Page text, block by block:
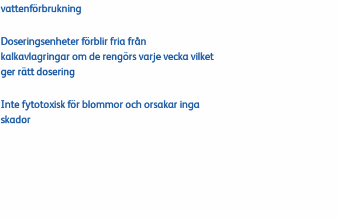
vattenförbrukning
Doseringsenheter förblir fria från
kalkavlagringar om de rengörsvarje vecka vilket
ger rätt dosering
Inte fytotoxiskför blommor och orsakar inga
skador